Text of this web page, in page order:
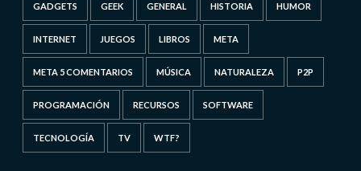
GADGETS GEEK GENERAL HISTORIA HUMOR
INTERNET JUEGOS LIBROS META
META 5 COMENTARIOS MÚSICA NATURALEZA P2P
PROGRAMACIÓN RECURSOS SOFTWARE
TECNOLOGÍA TV WTF?